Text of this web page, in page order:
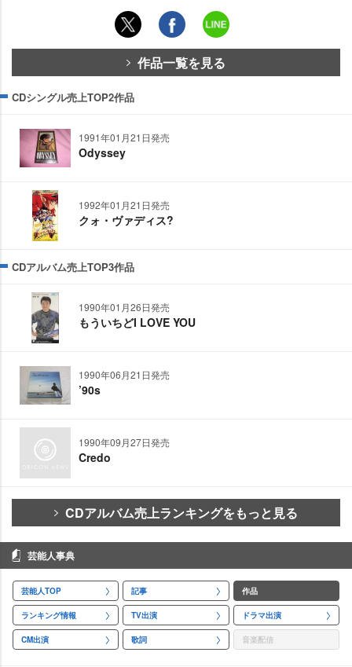
作品一覧を見る
CDシングル売上TOP2作品
1991年01月21日発売
Odyssey
1992年01月21日発売
クォ・ヴァディス?
CDアルバム売上TOP3作品
1990年01月26日発売
もういちどI LOVE YOU
1990年06月21日発売
’90s
1990年09月27日発売
Credo
CDアルバム売上ランキングをもっと見る
芸能人事典
芸能人TOP 記事 作品
ランキング情報 TV出演 ドラマ出演
CM出演 歌詞 音楽配信